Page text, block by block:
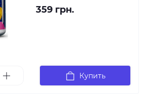
359 грн.
Купить